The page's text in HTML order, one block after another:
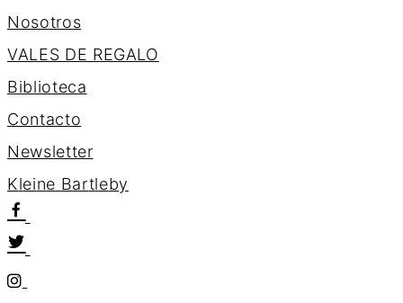
Nosotros
VALES DE REGALO
Biblioteca
Contacto
Newsletter
Kleine Bartleby